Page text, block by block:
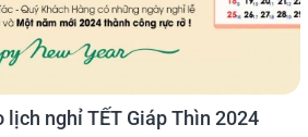
lịch nghỉ TẾT Giáp Thìn 2024